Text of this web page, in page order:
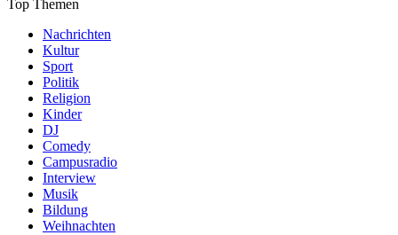
Top Themen
Nachrichten
Kultur
Sport
Politik
Religion
Kinder
DJ
Comedy
Campusradio
Interview
Musik
Bildung
Weihnachten